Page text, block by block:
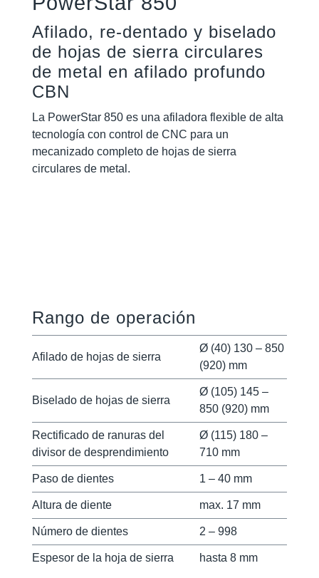
Afilado, re-dentado y biselado
de hojas de sierra circulares
de metal en afilado profundo
CBN
La PowerStar 850 es una afiladora flexible de alta
tecnología con control de CNC para un
mecanizado completo de hojas de sierra
circulares de metal.
Rango de operación
Afilado de hojas de sierra
Ø (40) 130 – 850
(920) mm
Biselado de hojas de sierra
Ø (105) 145 –
850 (920) mm
Rectificado de ranuras del
divisor de desprendimiento
Ø (115) 180 –
710 mm
Paso de dientes 1 – 40 mm
Altura de diente max. 17 mm
Número de dientes 2 – 998
Espesor de la hoja de sierra hasta 8 mm